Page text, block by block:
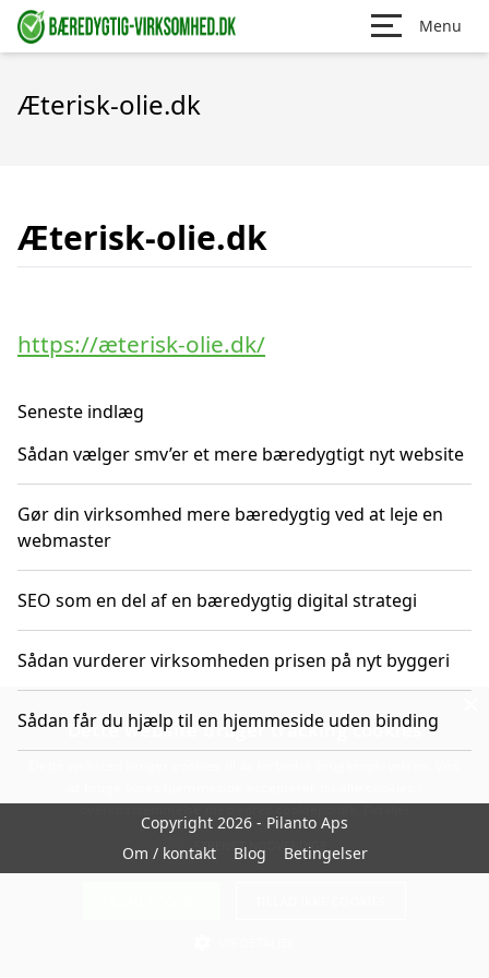
Menu
Æterisk-olie.dk
Æterisk-olie.dk
https://æterisk-olie.dk/
Seneste indlæg
Sådan vælger smv’er et mere bæredygtigt nyt website
Gør din virksomhed mere bæredygtig ved at leje en
webmaster
SEO som en del af en bæredygtig digital strategi
Sådan vurderer virksomheden prisen på nyt byggeri
Sådan får du hjælp til en hjemmeside uden binding
Copyright 2026 - Pilanto Aps
Om / kontakt
Blog Betingelser
Dette website bruger tracking cookies
overensstemmelse med vores cookiepolitik.
STRENGT NØDVENDIGE